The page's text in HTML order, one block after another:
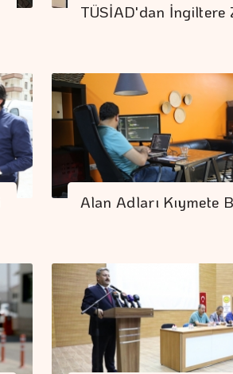
TÜSİAD'dan İngiltere
Alan Adları Kıymete